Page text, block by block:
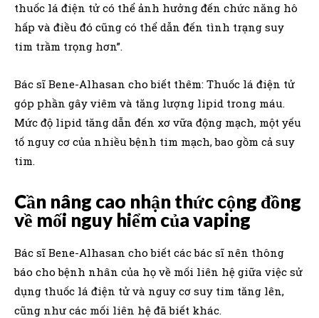
thuốc lá điện tử có thể ảnh hưởng đến chức năng hô
hấp và điều đó cũng có thể dẫn đến tình trạng suy
tim trầm trọng hơn”.
Bác sĩ Bene-Alhasan cho biết thêm: Thuốc lá điện tử
góp phần gây viêm và tăng lượng lipid trong máu.
Mức độ lipid tăng dẫn đến xơ vữa động mạch, một yếu
tố nguy cơ của nhiều bệnh tim mạch, bao gồm cả suy
tim.
Cần nâng cao nhận thức cộng đồng
về mối nguy hiểm của vaping
Bác sĩ Bene-Alhasan cho biết các bác sĩ nên thông
báo cho bệnh nhân của họ về mối liên hệ giữa việc sử
dụng thuốc lá điện tử và nguy cơ suy tim tăng lên,
cũng như các mối liên hệ đã biết khác.